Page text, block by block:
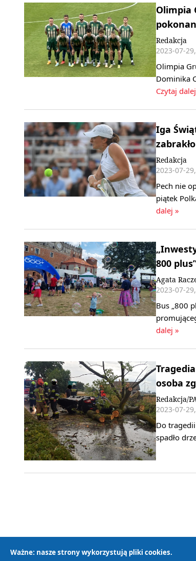
Olimpia
Redakcja
2023-07-
Olimpia
Dominika
Czytaj
Iga
Redakcja
2023-07-
Pech nie
piątek
dalej »
800
Agata
2023-07-
Bus „800
dalej »
osoba
Redakcja/
2023-07-
Do
spadło
Ważne: nasze strony wykorzystują pliki cookies.